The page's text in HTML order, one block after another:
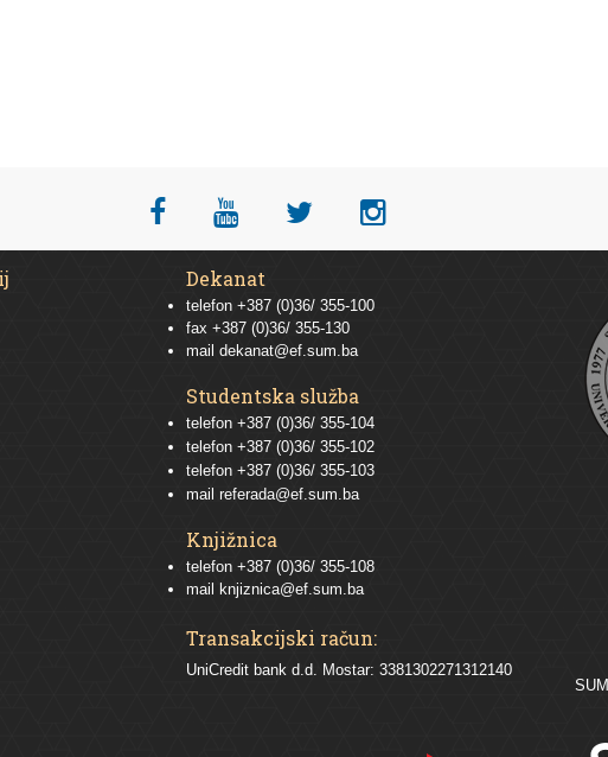
Dekanat
telefon +387 (0)36/ 355-100
fax +387 (0)36/ 355-130
mail dekanat@ef.sum.ba
Studentska služba
telefon +387 (0)36/ 355-104
telefon +387 (0)36/ 355-102
telefon +387 (0)36/ 355-103
mail referada@ef.sum.ba
Knjižnica
telefon +387 (0)36/ 355-108
mail
knjiznica@ef.sum.ba
Transakcijski račun:
UniCredit bank d.d. Mostar: 3381302271312140
SUM